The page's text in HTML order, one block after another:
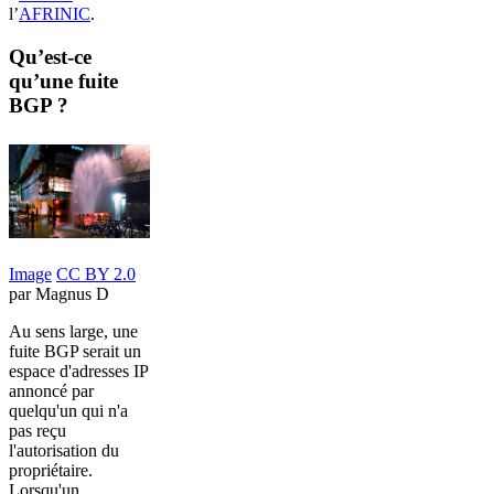
l’AFRINIC.
Qu’est-ce
qu’une fuite
BGP ?
Image CC BY 2.0
par Magnus D
Au sens large, une
fuite BGP serait un
espace d'adresses IP
annoncé par
quelqu'un qui n'a
pas reçu
l'autorisation du
propriétaire.